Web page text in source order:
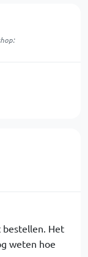
bestellen. Het
weten hoe